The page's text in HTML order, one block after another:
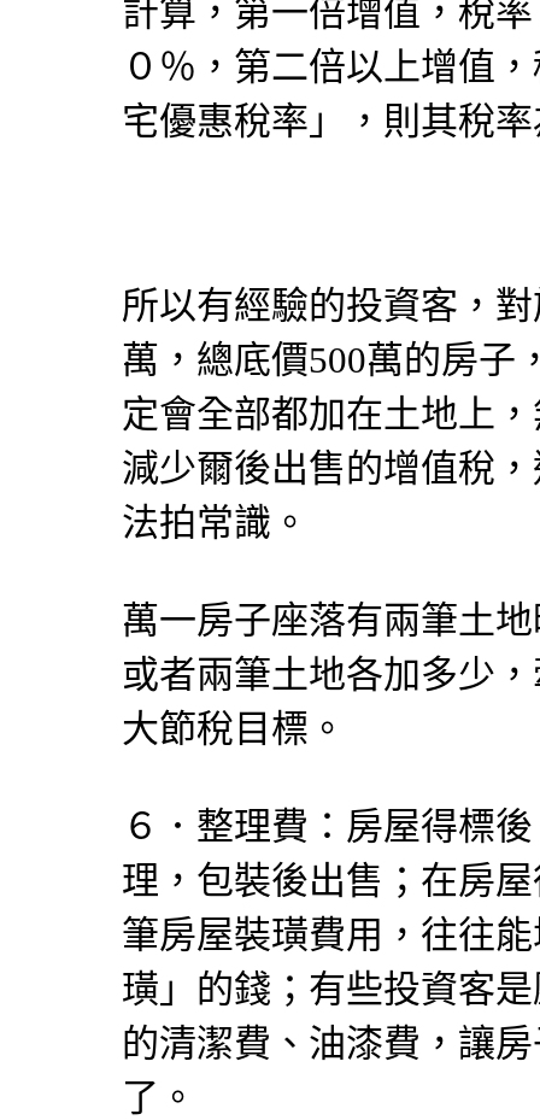
計算，第一倍增值，稅
０％，第二倍以上增值
宅優惠稅率」，則其稅
所以有經驗的投資客，
萬，總底價500萬的房子
定會全部都加在土地上
減少爾後出售的增值稅
法拍常識。
萬一房子座落有兩筆土
或者兩筆土地各加多少
大節稅目標。
６．整理費：房屋得標
理，包裝後出售；在房
筆房屋裝璜費用，往往
璜」的錢；有些投資客
的清潔費、油漆費，讓
了。